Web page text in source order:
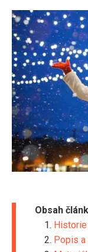
Obsah
Popis a